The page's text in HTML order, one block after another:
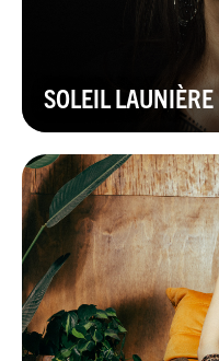
SOLEIL LAUNIÈRE